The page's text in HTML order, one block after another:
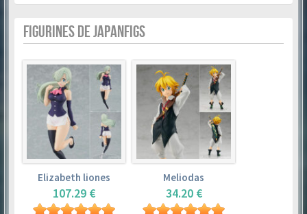
FIGURINES DE JAPANFIGS
Elizabeth liones
107.29 €
Meliodas
34.20 €